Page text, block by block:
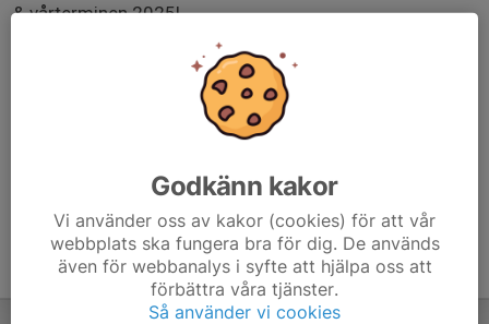
& vårterminen 2025!
Vi tränar 45 min på is + 15 min stretching med ledare i
omkl.rum nr 21. Fullständig info skickas via mail efter
bekräftelse av deltagarplats.
Godkänn kakor
Vi använder oss av kakor (cookies) för att vår
webbplats ska fungera bra för dig. De används
även för webbanalys i syfte att hjälpa oss att
förbättra våra tjänster.
Så använder vi cookies